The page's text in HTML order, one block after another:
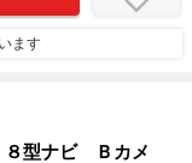
ます
型ナビ Ｂカメ